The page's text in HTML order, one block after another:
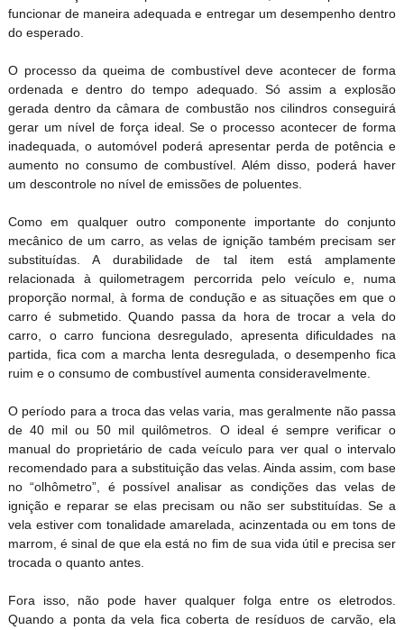
funcionar de maneira adequada e entregar um desempenho dentro
do esperado.
O processo da queima de combustível deve acontecer de forma
ordenada e dentro do tempo adequado. Só assim a explosão
gerada dentro da câmara de combustão nos cilindros conseguir
gerar um nível de força ideal. Se o processo acontecer de forma
inadequada, o automóvel poderá apresentar perda de potência e
aumento no consumo de combustível. Além disso, poderá haver
um descontrole no nível de emissões de poluentes.
Como em qualquer outro componente importante do conjunto
mecânico de um carro, as velas de ignição também precisam ser
substituídas. A durabilidade de tal item está amplamente
relacionada à quilometragem percorrida pelo veículo e, numa
proporção normal, à forma de condução e as situações em que o
carro é submetido. Quando passa da hora de trocar a vela do
carro, o carro funciona desregulado, apresenta dificuldades na
partida, fica com a marcha lenta desregulada, o desempenho fica
ruim e o consumo de combustível aumenta consideravelmente.
O período para a troca das velas varia, mas geralmente não passa
de 40 mil ou 50 mil quilômetros. O ideal é sempre verificar o
manual do proprietário de cada veículo para ver qual o intervalo
recomendado para a substituição das velas. Ainda assim, com base
no “olhômetro”, é possível analisar as condições das velas de
ignição e reparar se elas precisam ou não ser substituídas. Se a
vela estiver com tonalidade amarelada, acinzentada ou em tons de
marrom, é sinal de que ela está no fim de sua vida útil e precisa ser
trocada o quanto antes.
Fora isso, não pode haver qualquer folga entre os eletrodos.
Quando a ponta da vela fica coberta de resíduos de carvão, ela